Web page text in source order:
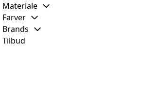
Materiale
Farver
Brands
Tilbud